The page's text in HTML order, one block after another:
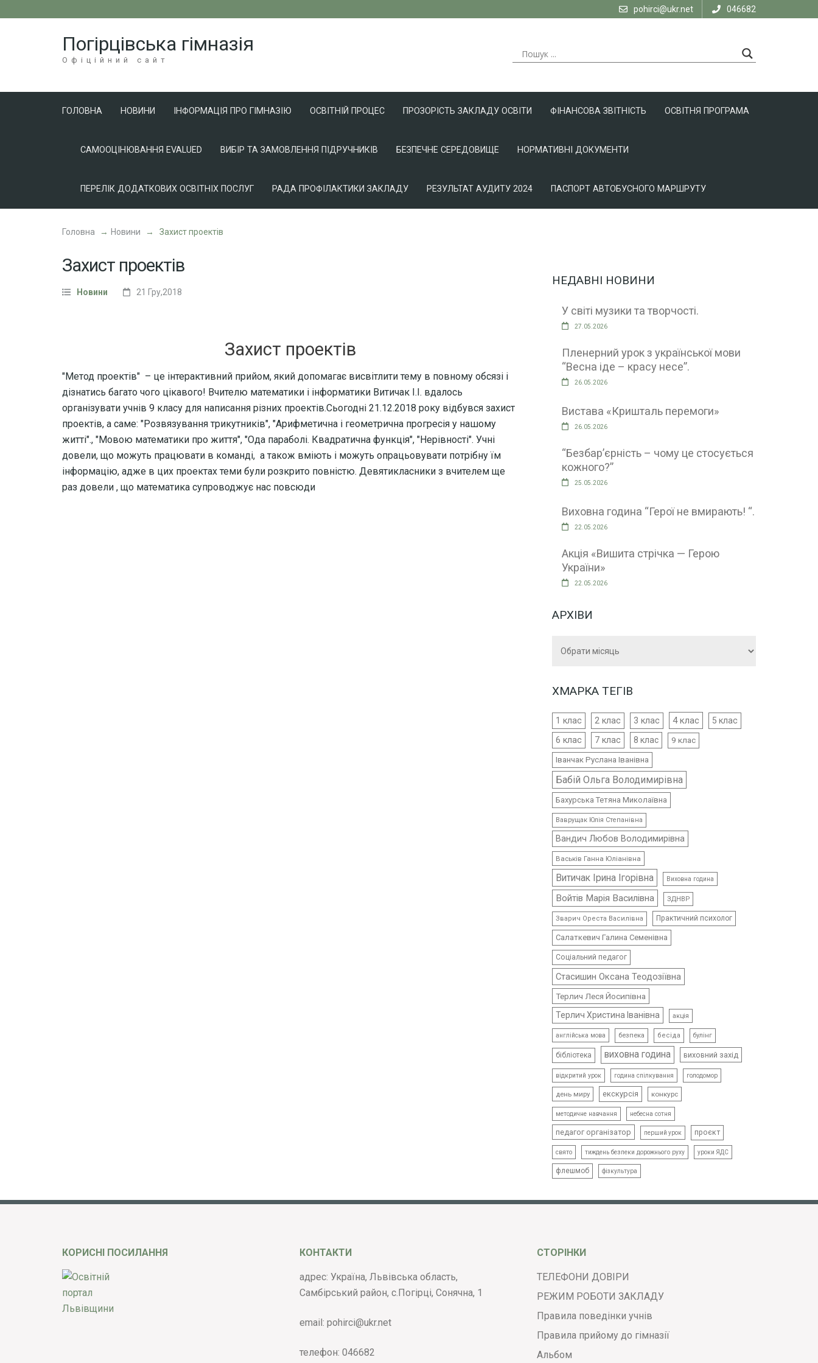
pohirci@ukr.net 046682
Погірцівська гімназія
Офіційний сайт
ГОЛОВНА НОВИНИ ІНФОРМАЦІЯ ПРО ГІМНАЗІЮ ОСВІТНІЙ ПРОЦЕС ПРОЗОРІСТЬ ЗАКЛАДУ ОСВІТИ ФІНАНСОВА ЗВІТНІСТЬ ОСВІТНЯ ПРОГРАМА
САМООЦІНЮВАННЯ EVALUED ВИБІР ТА ЗАМОВЛЕННЯ ПІДРУЧНИКІВ БЕЗПЕЧНЕ СЕРЕДОВИЩЕ НОРМАТИВНІ ДОКУМЕНТИ
ПЕРЕЛІК ДОДАТКОВИХ ОСВІТНІХ ПОСЛУГ РАДА ПРОФІЛАКТИКИ ЗАКЛАДУ РЕЗУЛЬТАТ АУДИТУ 2024 ПАСПОРТ АВТОБУСНОГО МАРШРУТУ
Головна → Новини → Захист проектів
Захист проектів
Новини 21 Гру,2018
Захист проектів
"Метод проектів" – це інтерактивний прийом, який допомагає висвітлити тему в повному обсязі і
дізнатись багато чого цікавого! Вчителю математики і інформатики Витичак І.І. вдалось
організувати учнів 9 класу для написання різних проектів.Сьогодні 21.12.2018 року відбувся захист
проектів, а саме: "Розвязування трикутників", "Арифметична і геометрична прогресія у нашому
житті"., "Мовою математики про життя", "Ода параболі. Квадратична функція", "Нерівності". Учні
довели, що можуть працювати в команді, а також вміють і можуть опрацьовувати потрібну їм
інформацію, адже в цих проектах теми були розкрито повністю. Девятикласники з вчителем ще
раз довели , що математика супроводжує нас повсюди
НЕДАВНІ НОВИНИ
У світі музики та творчості.
27.05.2026
Пленерний урок з української мови
“Весна іде – красу несе”.
26.05.2026
Вистава «Кришталь перемоги»
26.05.2026
“Безбар’єрність – чому це стосується
кожного?”
25.05.2026
Виховна година “Герої не вмирають! “.
22.05.2026
Акція «Вишита стрічка — Герою
України»
22.05.2026
АРХІВИ
ХМАРКА ТЕГІВ
1 клас 2 клас 3 клас 4 клас 5 клас
6 клас 7 клас 8 клас 9 клас
Іванчак Руслана Іванівна
Бабій Ольга Володимирівна
Бахурська Тетяна Миколаївна
Ваврущак Юлія Степанівна
Вандич Любов Володимирівна
Васьків Ганна Юліанівна
Витичак Ірина Ігорівна Виховна година
Войтів Марія Василівна ЗДНВР
Зварич Ореста Василівна Практичний психолог
Салаткевич Галина Семенівна
Соціальний педагог
Стасишин Оксана Теодозіївна
Терлич Леся Йосипівна
Терлич Христина Іванівна
акція
англійська мова безпека бесіда булінг
бібліотека виховна година виховний захід
відкритий урок година спілкування голодомор
день миру екскурсія конкурс
методичне навчання небесна сотня
педагог організатор перший урок проєкт
свято тиждень безпеки дорожнього руху уроки ЯДС
флешмоб фізкультура
КОРИСНІ ПОСИЛАННЯ КОНТАКТИ
адрес: Україна, Львівська область,
Самбірський район, с.Погірці, Сонячна, 1
email: pohirci@ukr.net
телефон: 046682
СТОРІНКИ
ТЕЛЕФОНИ ДОВІРИ
РЕЖИМ РОБОТИ ЗАКЛАДУ
Правила поведінки учнів
Правила прийому до гімназії
Альбом